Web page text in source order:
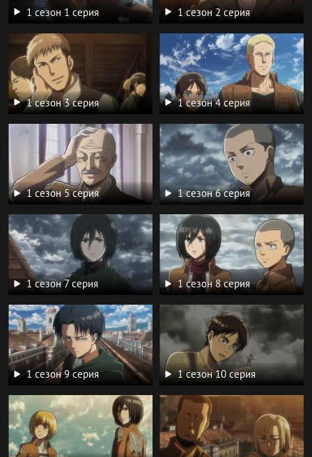
1 сезон 1 серия 1 сезон 2 серия
1 сезон 3 серия 1 сезон 4 серия
1 сезон 5 серия 1 сезон 6 серия
1 сезон 7 серия 1 сезон 8 серия
1 сезон 9 серия 1 сезон 10 серия